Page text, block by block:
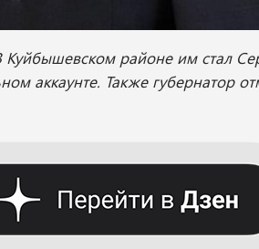
районе им стал
аккаунте. Также губернатор